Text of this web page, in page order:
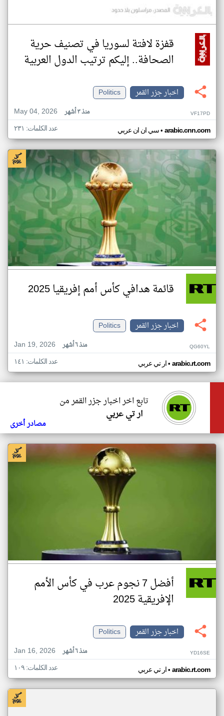
قفزة لافتة لسوريا في تصنيف حرية
الصحافة.. إليكم ترتيب الدول العربية
اخبار جزر القمر
Politics
May 04, 2026
منذ ٣ أشهر VF17PD
سي ان ان عربي• arabic.cnn.com عدد الكلمات: ٢٣١
قائمة هدافي كأس أمم إفريقيا 2025
اخبار جزر القمر
Politics
Jan 19, 2026
منذ ٦ أشهر QG60YL
ار تي عربي• arabic.rt.com عدد الكلمات: ١٤١
تابع اخر اخبار جزر القمر من
ار تي عربي
مصادر أخرى
أفضل 7 نجوم عرب في كأس الأمم
الإفريقية 2025
اخبار جزر القمر
Politics
Jan 16, 2026
منذ ٦ أشهر YD16SE
ار تي عربي• arabic.rt.com عدد الكلمات: ١٠٩